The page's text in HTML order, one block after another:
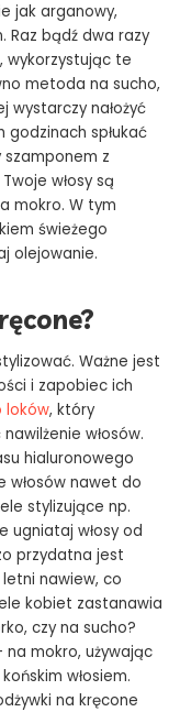
jak arganowy,
Raz bądź dwa razy
wykorzystując te
metoda na sucho,
wystarczy nałożyć
godzinach spłukać
szamponem z
włosy są
mokro. W tym
świeżego
olejowanie.
Ważne jest
i zapobiec ich
loków, który
włosów.
hialuronowego
włosów nawet do
stylizujące np.
ugniataj włosy od
przydatna jest
letni nawiew, co
kobiet zastanawia
czy na sucho?
mokro, używając
włosiem.
na kręcone